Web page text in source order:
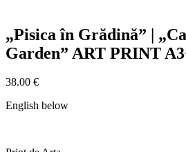
„Pisica în Grădină” |
Garden” ART PRINT
38.00 €
English below